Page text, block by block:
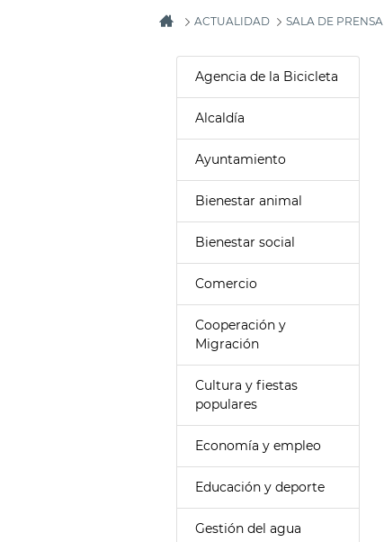
ACTUALIDAD SALA DE PRENSA
Agencia de la Bicicleta
Alcaldía
Ayuntamiento
Bienestar animal
Bienestar social
Comercio
Cooperación y
Migración
Cultura y fiestas
populares
Economía y empleo
Educación y deporte
Gestión del agua